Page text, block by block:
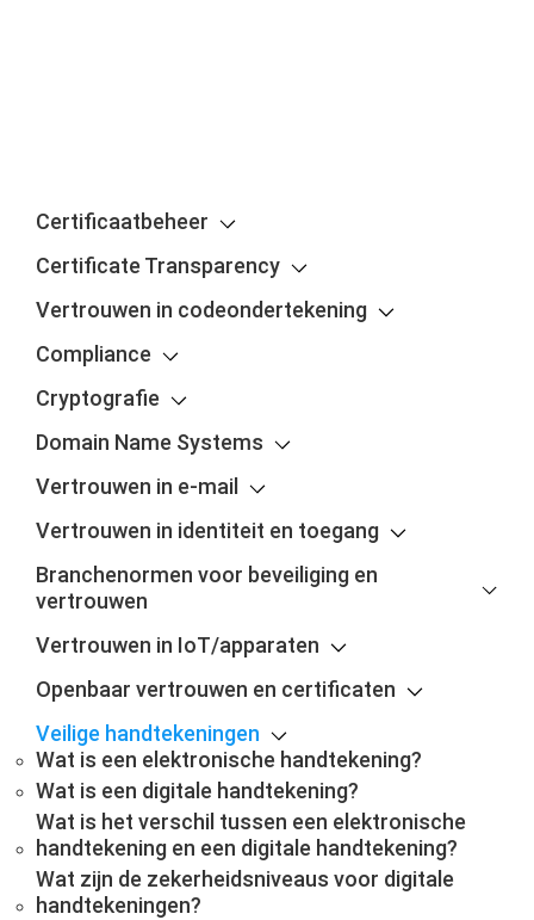
Certificaatbeheer
Certificate Transparency
Vertrouwen in codeondertekening
Compliance
Cryptografie
Domain Name Systems
Vertrouwen in e-mail
Vertrouwen in identiteit en toegang
Branchenormen voor beveiliging en
vertrouwen
Vertrouwen in IoT/apparaten
Openbaar vertrouwen en certificaten
Veilige handtekeningen
Wat is een elektronische handtekening?
Wat is een digitale handtekening?
Wat is het verschil tussen een elektronische
handtekening en een digitale handtekening?
Wat zijn de zekerheidsniveaus voor digitale
handtekeningen?